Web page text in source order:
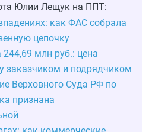
Юлии Лещук на ППТ:
как ФАС собрала
цепочку
млн руб.: цена
заказчиком и подрядчиком
Верховного Суда РФ по
признана